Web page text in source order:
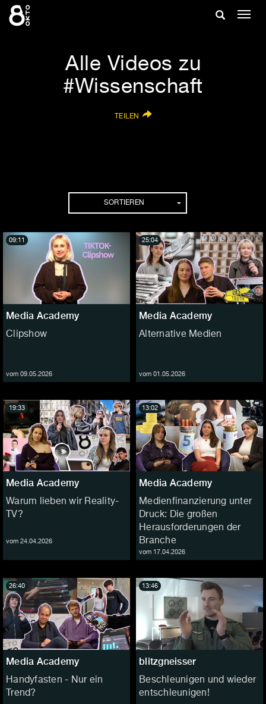
Zum
Inhalt
Suche
Alle Videos zu
#Wissenschaft
TEILEN
SORTIEREN
Media Academy
Clipshow
vom 09.05.2026
09:11
Media Academy
Alternative Medien
vom 01.05.2026
25:04
Media Academy
Warum lieben wir Reality-
TV?
vom 24.04.2026
19:33
Media Academy
Medienfinanzierung unter
Druck: Die großen
Herausforderungen der
Branche
vom 17.04.2026
13:02
Media Academy
Handyfasten - Nur ein
Trend?
26:40
blitzgneisser
Beschleunigen und wieder
entschleunigen!
13:46